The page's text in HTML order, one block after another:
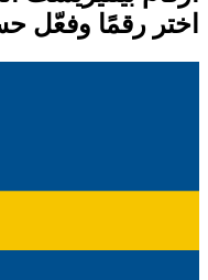
اختر رقمًا وفعّل